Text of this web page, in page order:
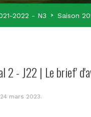
2022 - N3 Saison
2 - J22 | Le brief'
24 mars 2023.